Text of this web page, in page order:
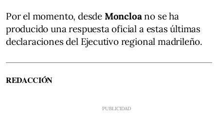
Por el momento, desde Moncloano se ha
producido una respuesta oficial a estas últimas
declaraciones del Ejecutivo regional madrileño.
REDACCIÓN